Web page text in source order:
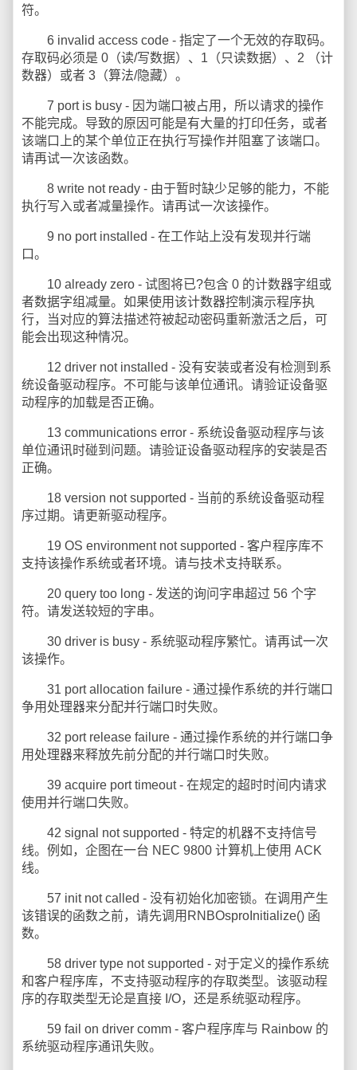
符。
6 invalid access code - 指定了一个无效的存取码。
存取码必须是 0（读/写数据）、1（只读数据）、2 （计
数器）或者 3（算法/隐藏）。
7 port is busy - 因为端口被占用，所以请求的操作
不能完成。导致的原因可能是有大量的打印任务，或者
该端口上的某个单位正在执行写操作并阻塞了该端口。
请再试一次该函数。
8 write not ready - 由于暂时缺少足够的能力，不能
执行写入或者减量操作。请再试一次该操作。
9 no port installed - 在工作站上没有发现并行端
口。
10 already zero - 试图将已?包含 0 的计数器字组或
者数据字组减量。如果使用该计数器控制演示程序执
行，当对应的算法描述符被起动密码重新激活之后，可
能会出现这种情况。
12 driver not installed - 没有安装或者没有检测到系
统设备驱动程序。不可能与该单位通讯。请验证设备驱
动程序的加载是否正确。
13 communications error - 系统设备驱动程序与该
单位通讯时碰到问题。请验证设备驱动程序的安装是否
正确。
18 version not supported - 当前的系统设备驱动程
序过期。请更新驱动程序。
19 OS environment not supported - 客户程序库不
支持该操作系统或者环境。请与技术支持联系。
20 query too long - 发送的询问字串超过 56 个字
符。请发送较短的字串。
30 driver is busy - 系统驱动程序繁忙。请再试一次
该操作。
31 port allocation failure - 通过操作系统的并行端口
争用处理器来分配并行端口时失败。
32 port release failure - 通过操作系统的并行端口争
用处理器来释放先前分配的并行端口时失败。
39 acquire port timeout - 在规定的超时时间内请求
使用并行端口失败。
42 signal not supported - 特定的机器不支持信号
线。例如，企图在一台 NEC 9800 计算机上使用 ACK
线。
57 init not called - 没有初始化加密锁。在调用产生
该错误的函数之前，请先调用RNBOsproInitialize() 函
数。
58 driver type not supported - 对于定义的操作系统
和客户程序库，不支持驱动程序的存取类型。该驱动程
序的存取类型无论是直接 I/O，还是系统驱动程序。
59 fail on driver comm - 客户程序库与 Rainbow 的
系统驱动程序通讯失败。